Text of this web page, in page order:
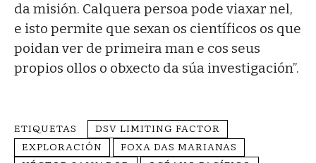
da misión. Calquera persoa pode viaxar nel,
e isto permite que sexan os científicos os que
poidan ver de primeira man e cos seus
propios ollos o obxecto da súa investigación”.
ETIQUETAS
DSV LIMITING FACTOR
EXPLORACIÓN
FOXA DAS MARIANAS